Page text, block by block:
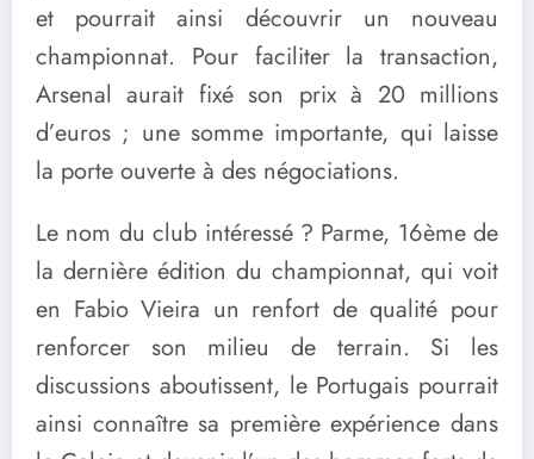
et pourrait ainsi découvrir un nouveau
championnat. Pour faciliter la transaction,
Arsenal aurait fixé son prix à 20 millions
d’euros ; une somme importante, qui laisse
la porte ouverte à des négociations.
Le nom du club intéressé ? Parme, 16ème de
la dernière édition du championnat, qui voit
en Fabio Vieira un renfort de qualité pour
renforcer son milieu de terrain. Si les
discussions aboutissent, le Portugais pourrait
ainsi connaître sa première expérience dans